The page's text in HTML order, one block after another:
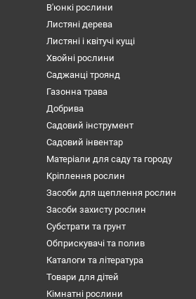
В'юнкі рослини
Листяні дерева
Листяні і квітучі кущі
Хвойні рослини
Саджанці троянд
Газонна трава
Добрива
Садовий інструмент
Садовий інвентар
Матеріали для саду та городу
Кріплення рослин
Засоби для щеплення рослин
Засоби захисту рослин
Субстрати та грунт
Обприскувачі та полив
Каталоги та література
Товари для дітей
Кімнатні рослини